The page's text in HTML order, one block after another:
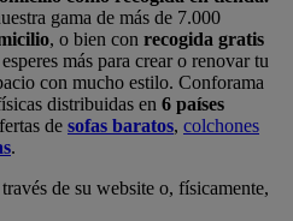
gama de más de 7.000
, o bien con recogida gratis
más para crear o renovar tu
con mucho estilo. Conforama
distribuidas en 6 países
de sofas baratos, colchones
.
de su website o, físicamente,